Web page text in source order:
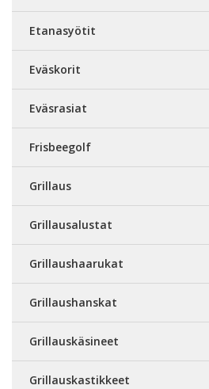
Etanasyötit
Eväskorit
Eväsrasiat
Frisbeegolf
Grillaus
Grillausalustat
Grillaushaarukat
Grillaushanskat
Grillauskäsineet
Grillauskastikkeet